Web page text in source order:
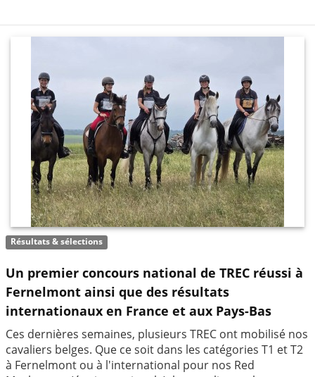
Résultats & sélections
Un premier concours national de TREC réussi à
Fernelmont ainsi que des résultats
internationaux en France et aux Pays-Bas
Ces dernières semaines, plusieurs TREC ont mobilisé nos
cavaliers belges. Que ce soit dans les catégories T1 et T2
à Fernelmont ou à l'international pour nos Red